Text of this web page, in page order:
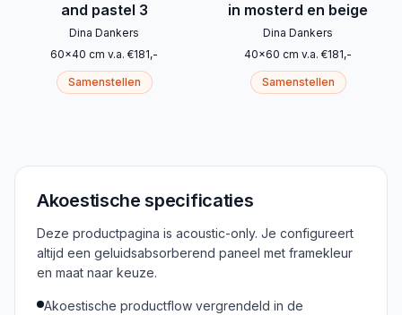
and pastel 3
Dina Dankers
60x40 cm v.a. €181,-
Samenstellen
in mosterd en beige
Dina Dankers
40x60 cm v.a. €181,-
Samenstellen
Akoestische specificaties
Deze productpagina is acoustic-only. Je configureert
altijd een geluidsabsorberend paneel met framekleur
en maat naar keuze.
Akoestische productflow vergrendeld in de